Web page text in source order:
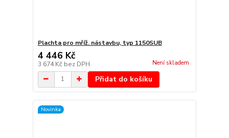
Plachta pro mříž. nástavbu, typ 1150SUB
4 446 Kč
3 674 Kč bez DPH Není skladem
Přidat do košíku
Novinka